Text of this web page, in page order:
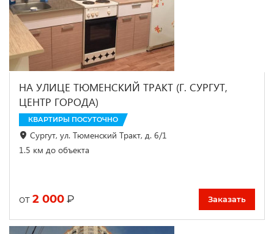
НА УЛИЦЕ ТЮМЕНСКИЙ ТРАКТ (Г. СУРГУТ,
ЦЕНТР ГОРОДА)
КВАРТИРЫ ПОСУТОЧНО
Сургут, ул. Тюменский Тракт, д. 6/1
1.5 км до объекта
от 2 000 ₽ Заказать